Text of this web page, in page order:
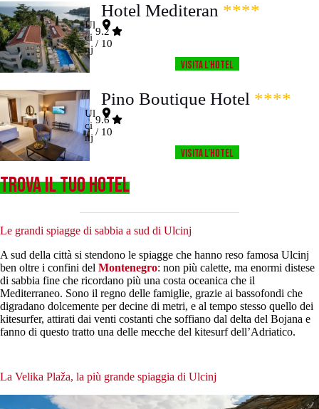
Hotel Mediteran ****
Ul
ci
nj
9.2
/ 10
Visita l’HOTEL
Pino Boutique Hotel ****
Ul
ci
nj
9.6
/ 10
Visita l’HOTEL
TROVA IL TUO HOTEL
Le grandi spiagge di sabbia a sud di Ulcinj
A sud della città si stendono le spiagge che hanno reso famosa Ulcinj
ben oltre i confini del Montenegro: non più calette, ma enormi distese
di sabbia fine che ricordano più una costa oceanica che il
Mediterraneo. Sono il regno delle famiglie, grazie ai bassofondi che
digradano dolcemente per decine di metri, e al tempo stesso quello dei
kitesurfer, attirati dai venti costanti che soffiano dal delta del Bojana e
fanno di questo tratto una delle mecche del kitesurf dell’Adriatico.
La Velika Plaža, la più grande spiaggia di Ulcinj